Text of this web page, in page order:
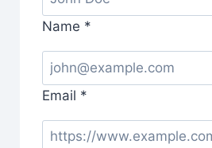
Name *
Email *